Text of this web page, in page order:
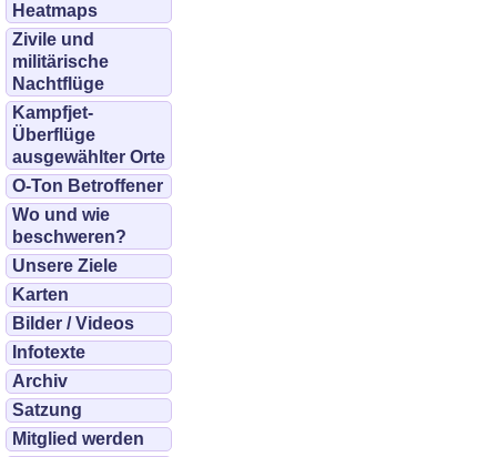
Heatmaps
Zivile und
militärische
Nachtflüge
Kampfjet-
Überflüge
ausgewählter Orte
O-Ton Betroffener
Wo und wie
beschweren?
Unsere Ziele
Karten
Bilder / Videos
Infotexte
Archiv
Satzung
Mitglied werden